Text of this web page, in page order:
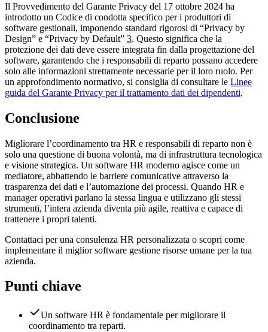
Il Provvedimento del Garante Privacy del 17 ottobre 2024 ha
introdotto un Codice di condotta specifico per i produttori di
software gestionali, imponendo standard rigorosi di “Privacy by
Design” e “Privacy by Default” 3. Questo significa che la
protezione dei dati deve essere integrata fin dalla progettazione del
software, garantendo che i responsabili di reparto possano accedere
solo alle informazioni strettamente necessarie per il loro ruolo. Per
un approfondimento normativo, si consiglia di consultare le Linee
guida del Garante Privacy per il trattamento dati dei dipendenti.
Conclusione
Migliorare l’coordinamento tra HR e responsabili di reparto non è
solo una questione di buona volontà, ma di infrastruttura tecnologica
e visione strategica. Un software HR moderno agisce come un
mediatore, abbattendo le barriere comunicative attraverso la
trasparenza dei dati e l’automazione dei processi. Quando HR e
manager operativi parlano la stessa lingua e utilizzano gli stessi
strumenti, l’intera azienda diventa più agile, reattiva e capace di
trattenere i propri talenti.
Contattaci per una consulenza HR personalizzata o scopri come
implementare il miglior software gestione risorse umane per la tua
azienda.
Punti chiave
Un software HR è fondamentale per migliorare il
coordinamento tra reparti.